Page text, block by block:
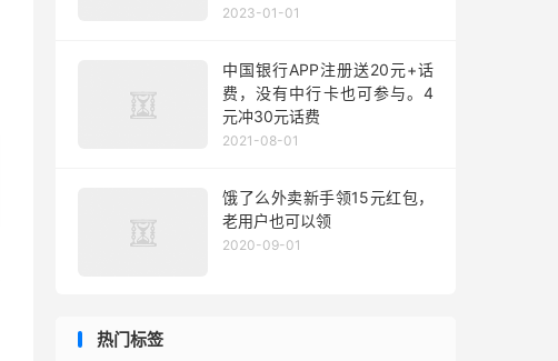
2023-01-01
中国银行APP注册送20元+话
费，没有中行卡也可参与。4
元冲30元话费
2021-08-01
饿了么外卖新手领15元红包，
老用户也可以领
2020-09-01
热门标签